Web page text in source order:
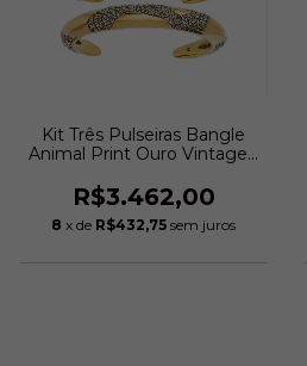
Kit Três Pulseiras Bangle
Animal Print Ouro Vintage |
R$3.462,00
8 x de R$432,75 sem juros